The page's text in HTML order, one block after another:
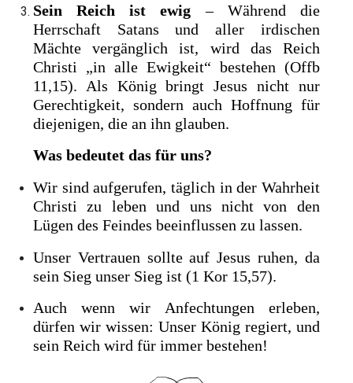
Sein Reich ist ewig – Während die
Herrschaft Satans und aller irdischen
Mächte vergänglich ist, wird das Reich
Christi „in alle Ewigkeit“ bestehen (Offb
11,15). Als König bringt Jesus nicht nur
Gerechtigkeit, sondern auch Hoffnung für
diejenigen, die an ihn glauben.
Was bedeutet das für uns?
Wir sind aufgerufen, täglich in der Wahrheit
Christi zu leben und uns nicht von den
Lügen des Feindes beeinflussen zu lassen.
Unser Vertrauen sollte auf Jesus ruhen, da
sein Sieg unser Sieg ist (1 Kor 15,57).
Auch wenn wir Anfechtungen erleben,
dürfen wir wissen: Unser König regiert, und
sein Reich wird für immer bestehen!